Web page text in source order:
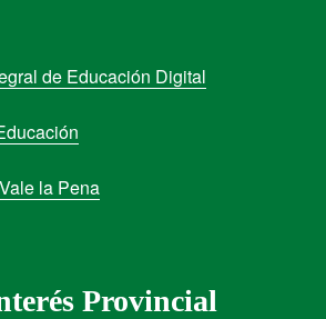
de Educación Digital
la Pena
Provincial